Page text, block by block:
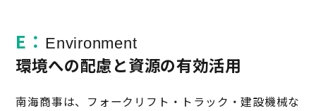
E： Environment
環境への配慮と資源の有効活用
南海商事は、フォークリフト・トラック・建設機械な